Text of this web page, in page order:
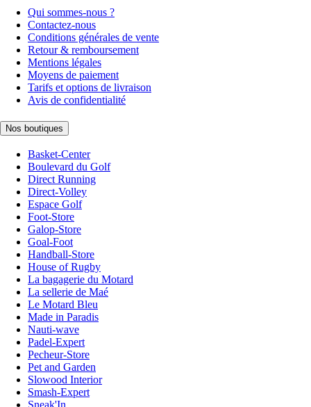
Qui sommes-nous ?
Contactez-nous
Conditions générales de vente
Retour & remboursement
Mentions légales
Moyens de paiement
Tarifs et options de livraison
Avis de confidentialité
Nos boutiques
Basket-Center
Boulevard du Golf
Direct Running
Direct-Volley
Espace Golf
Foot-Store
Galop-Store
Goal-Foot
Handball-Store
House of Rugby
La bagagerie du Motard
La sellerie de Maé
Le Motard Bleu
Made in Paradis
Nauti-wave
Padel-Expert
Pecheur-Store
Pet and Garden
Slowood Interior
Smash-Expert